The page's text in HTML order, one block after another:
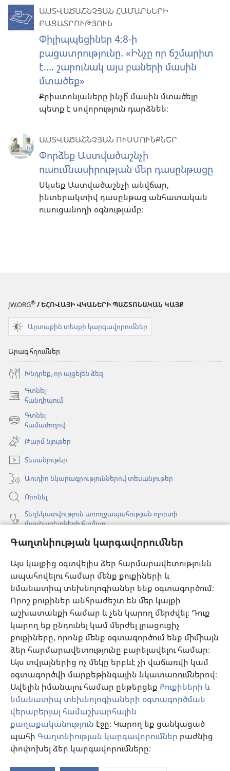
Գաղտնիության կարգավորումներ
Այս կայքից օգտվելիս ձեր հարմարավետությունն
ապահովելու համար մենք քուքիների և
նմանատիպ տեխնոլոգիաներ ենք օգտագործում։
Որոշ քուքիներ անհրաժեշտ են մեր կայքի
աշխատանքի համար և չեն կարող մերժվել։ Դուք
կարող եք ընդունել կամ մերժել լրացուցիչ
քուքիները, որոնք մենք օգտագործում ենք միմիայն
ձեր հարմարավետությունը բարելավելու համար։
Այս տվյալներից ոչ մեկը երբևէ չի վաճառվի կամ
օգտագործվի մարքեթինգային նկատառումներով։
Ավելին իմանալու համար ընթերցեք Քուքիների և
նմանատիպ տեխնոլոգիաների օգտագործման
վերաբերյալ համաշխարհային
քաղաքականություն էջը։ Կարող եք ցանկացած
պահի Գաղտնիության կարգավորումներ բաժնից
փոփոխել ձեր կարգավորումները։
ԱՍՏՎԱԾԱՇՆՉՅԱՆ ՀԱՄԱՐՆԵՐԻ
ԲԱՑԱՏՐՈՒԹՅՈՒՆ
Փիլիպպեցիներ 4։8-ի
բացատրությունը. «Ինչը որ ճշմարիտ
է.... շարունակ այս բաների մասին
մտածեք»
Քրիստոնյաները ինչի՞ մասին մտածելը
պետք է սովորություն դարձնեն։
ԱՍՏՎԱԾԱՇՆՉՅԱՆ ՈՒՍՄՈՒՆՔՆԵՐ
Փորձեք Աստվածաշնչի
ուսումնասիրության մեր դասընթացը
Սկսեք Աստվածաշնչի անվճար,
ինտերակտիվ դասընթաց անհատական
ուսուցանողի օգնությամբ։
JW.ORG® / ԵՀՈՎԱՅԻ ՎԿԱՆԵՐԻ ՊԱՇՏՈՆԱԿԱՆ ԿԱՅՔ
Արտաքին տեսքի կարգավորումներ
Արագ հղումներ
Խնդրեք, որ այցելեն ձեզ
Գտնել
հանդիպում
(բացվում
նոր
պատուհան)
Գտնել
համաժողով
(բացվում
նոր
պատուհան)
Թարմ նյութեր
Տեսանյութեր
Աուդիո նկարագրություններով տեսանյութեր
Որոնել
Տեղեկատվություն առողջապահության ոլորտի
մասնագետների համար
Գլոբալ հաղորդակցություն
Օգնություն
Նվիրատվություններ
(բացվում
է
նոր
պատուհան)
Դիտարանի ՕՆԼԱՅՆ ԳՐԱԴԱՐԱՆ
(բացվում
է
նոր
պատուհան)
JW Hub
(բացվում
է
նոր
պատուհան)
JW Library® հավելված
Watchtower Library
Copyright © 2026 Watch Tower Bible and Tract Society of Pennsylvania.
ՕԳՏԱԳՈՐԾՄԱՆ ՊԱՅՄԱՆՆԵՐ |
ՔԱՂԱՔԱԿԱՆՈՒԹՅՈՒՆ | ԳԱՂՏՆԻՈՒԹՅԱՆ ԿԱՐԳԱՎՈՐՈՒՄՆԵՐ